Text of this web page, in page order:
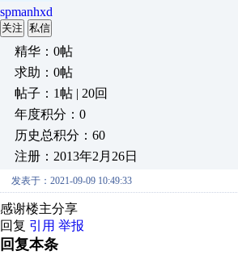
spmanhxd
关注 私信
精华：0帖
求助：0帖
帖子：1帖 | 20回
年度积分：0
历史总积分：60
注册：2013年2月26日
发表于：2021-09-09 10:49:33
感谢楼主分享
回复 引用 举报
回复本条